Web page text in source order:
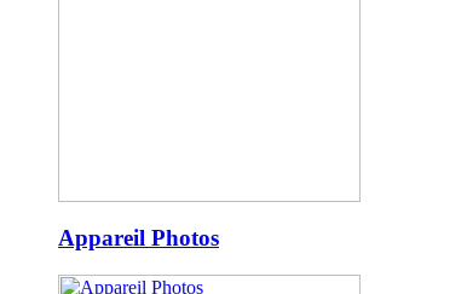
Appareil Photos